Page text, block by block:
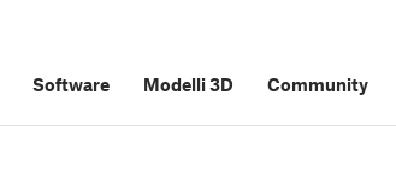
Software Modelli 3D Community